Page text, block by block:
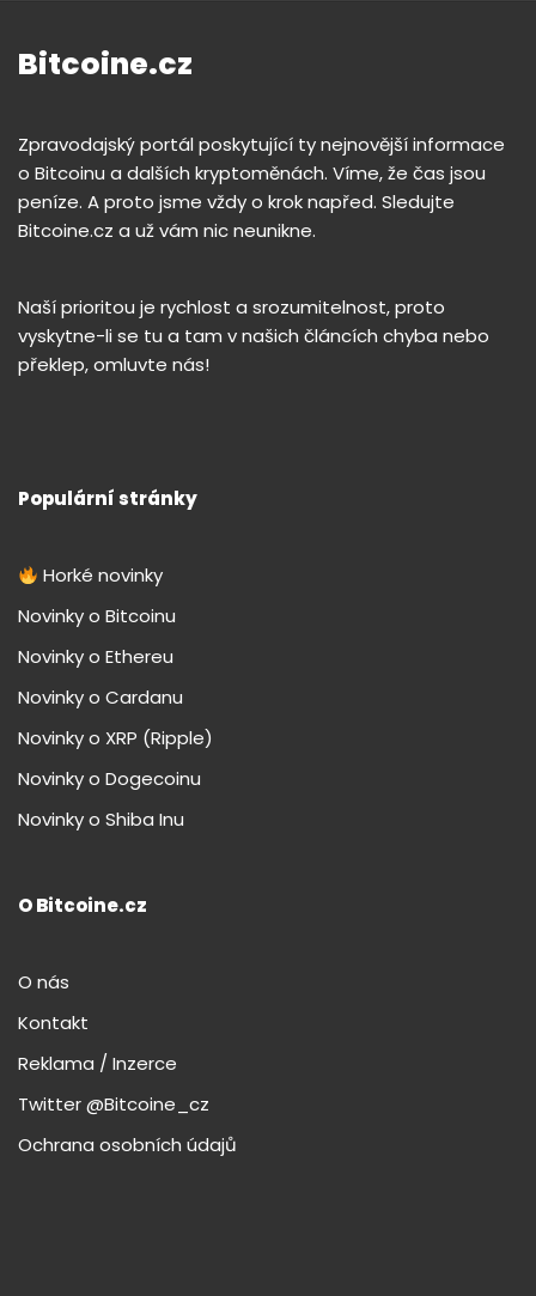
Bitcoine.cz
Zpravodajský portál poskytující ty nejnovější informace
o Bitcoinu a dalších kryptoměnách. Víme, že čas jsou
peníze. A proto jsme vždy o krok napřed. Sledujte
Bitcoine.cz a už vám nic neunikne.
Naší prioritou je rychlost a srozumitelnost, proto
vyskytne-li se tu a tam v našich článcích chyba nebo
překlep, omluvte nás!
Populární stránky
Horké novinky
Novinky o Bitcoinu
Novinky o Ethereu
Novinky o Cardanu
Novinky o XRP (Ripple)
Novinky o Dogecoinu
Novinky o Shiba Inu
O Bitcoine.cz
O nás
Kontakt
Reklama / Inzerce
Twitter @Bitcoine_cz
Ochrana osobních údajů